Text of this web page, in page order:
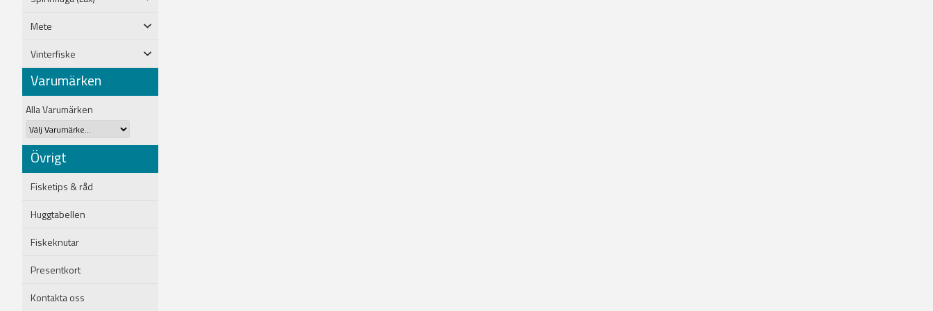
Mete
Vinterfiske
Varumärken
Alla Varumärken
Övrigt
Fisketips & råd
Huggtabellen
Fiskeknutar
Presentkort
Kontakta oss